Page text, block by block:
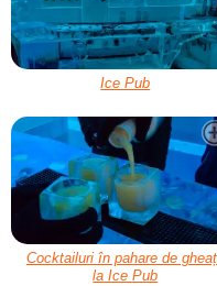
Ice Pub
Cocktailuri în pahare de
la Ice Pub